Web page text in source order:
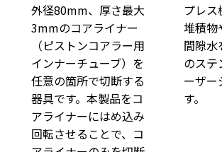
外径80mm、厚さ最大
3mmのコアライナー
（ピストンコアラー用
インナーチューブ）を
任意の箇所で切断する
器具です。本製品をコ
アライナーにはめ込み
回転させることで、コ
プレス
堆積物
間隙水
のステ
ーザー
す。